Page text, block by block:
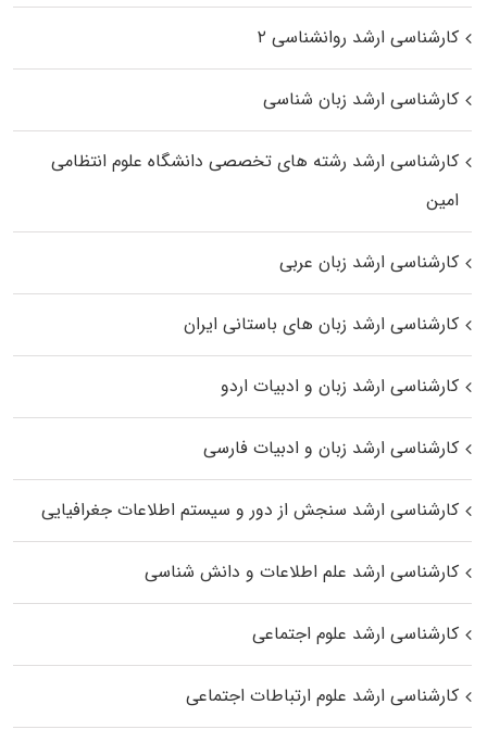
کارشناسی ارشد روانشناسی ۲
کارشناسی ارشد زبان شناسی
کارشناسی ارشد رﺷﺘﻪ ﻫﺎی تخصصی داﻧﺸﮕﺎه ﻋﻠﻮم انتظامی
اﻣﻴﻦ
کارشناسی ارشد زبان عربی
کارشناسی ارشد زبان‌ های باستانی ایران
کارشناسی ارشد زبان و ادبیات اردو
کارشناسی ارشد زبان و ادبیات فارسی
کارشناسی ارشد سنجش از دور و سیستم اطلاعات جغرافیایی
کارشناسی ارشد علم اطلاعات و دانش شناسی
کارشناسی ارشد علوم اجتماعی
کارشناسی ارشد علوم ارتباطات اجتماعی